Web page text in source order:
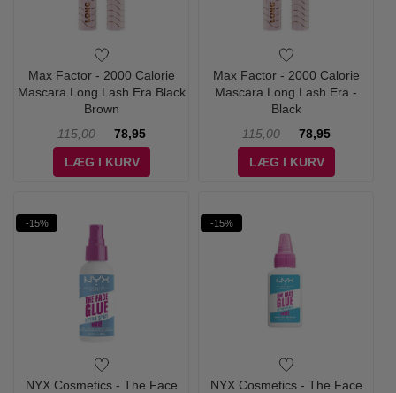
Max Factor - 2000 Calorie
Mascara Long Lash Era Black
Brown
115,00
78,95
LÆG I KURV
Max Factor - 2000 Calorie
Mascara Long Lash Era -
Black
115,00
78,95
LÆG I KURV
-15%
NYX Cosmetics - The Face
-15%
NYX Cosmetics - The Face